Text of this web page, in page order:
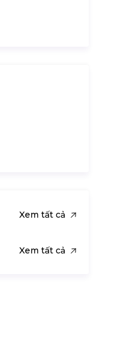
Xem tất cả
Xem tất cả